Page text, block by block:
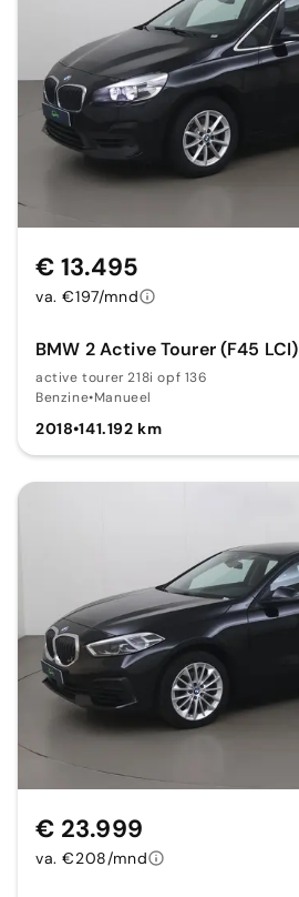
BMW 2 Active Tourer (F45 LCI)
active tourer 218i opf 136
Benzine•Manueel
2018•141.192 km
€ 13.495
va. €197/mnd
€ 23.999
va. €208/mnd